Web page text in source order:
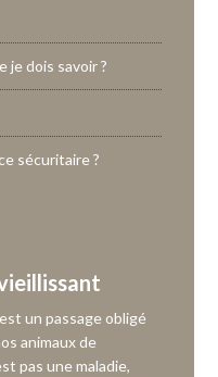
je dois savoir ?
sécuritaire ?
un passage obligé
animaux de
pas une maladie,